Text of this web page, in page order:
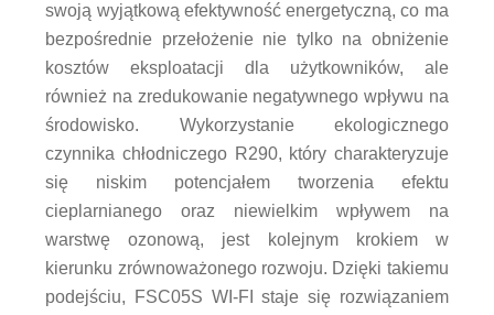
swoją wyjątkową efektywność energetyczną, co ma
bezpośrednie przełożenie nie tylko na obniżenie
kosztów eksploatacji dla użytkowników, ale
również na zredukowanie negatywnego wpływu na
środowisko. Wykorzystanie ekologicznego
czynnika chłodniczego R290, który charakteryzuje
się niskim potencjałem tworzenia efektu
cieplarnianego oraz niewielkim wpływem na
warstwę ozonową, jest kolejnym krokiem w
kierunku zrównoważonego rozwoju. Dzięki takiemu
podejściu, FSC05S WI-FI staje się rozwiązaniem